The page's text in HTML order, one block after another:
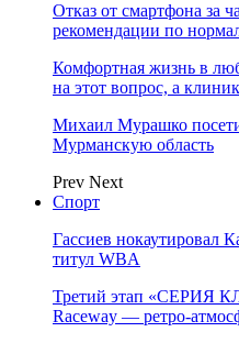
Отказ от смартфона за
рекомендации по
Комфортная жизнь в
на этот вопрос, а
Михаил Мурашко
Мурманскую область
Prev Next
Спорт
Гассиев нокаутировал
титул WBA
Третий этап «СЕРИЯ
Raceway —